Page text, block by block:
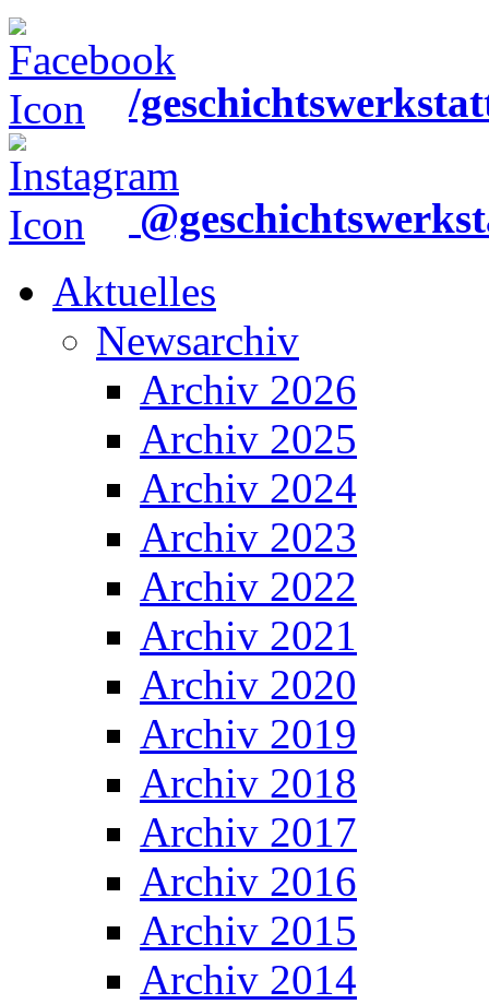
/
Aktuelles
Newsarchiv
Archiv 2026
Archiv 2025
Archiv 2024
Archiv 2023
Archiv 2022
Archiv 2021
Archiv 2020
Archiv 2019
Archiv 2018
Archiv 2017
Archiv 2016
Archiv 2015
Archiv 2014